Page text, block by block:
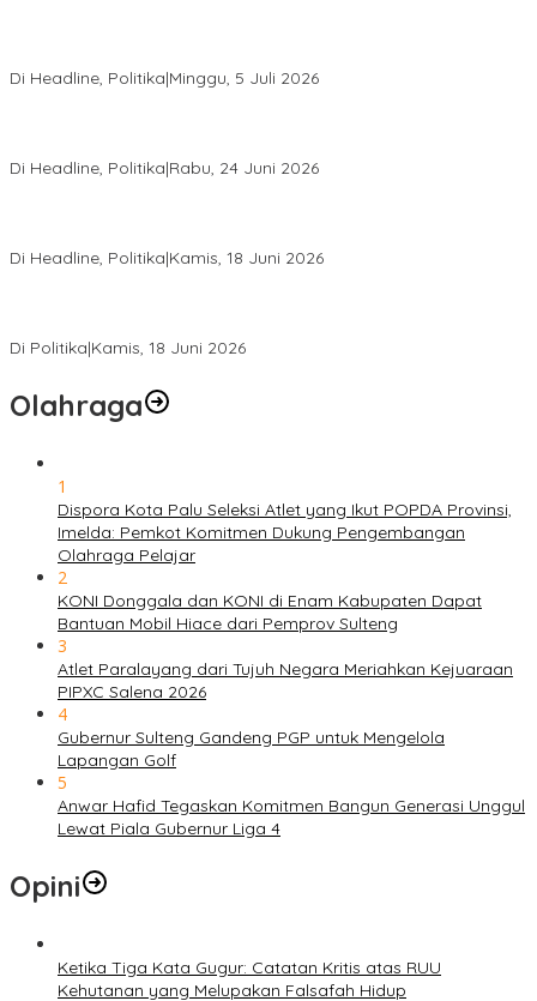
Di Headline, Politika|Minggu, 5 Juli 2026
Di Headline, Politika|Rabu, 24 Juni 2026
Di Headline, Politika|Kamis, 18 Juni 2026
Di Politika|Kamis, 18 Juni 2026
Olahraga
1
Dispora Kota Palu Seleksi Atlet yang Ikut POPDA Provinsi,
Imelda: Pemkot Komitmen Dukung Pengembangan
Olahraga Pelajar
2
KONI Donggala dan KONI di Enam Kabupaten Dapat
Bantuan Mobil Hiace dari Pemprov Sulteng
3
Atlet Paralayang dari Tujuh Negara Meriahkan Kejuaraan
PIPXC Salena 2026
4
Gubernur Sulteng Gandeng PGP untuk Mengelola
Lapangan Golf
5
Anwar Hafid Tegaskan Komitmen Bangun Generasi Unggul
Lewat Piala Gubernur Liga 4
Opini
Ketika Tiga Kata Gugur: Catatan Kritis atas RUU
Kehutanan yang Melupakan Falsafah Hidup